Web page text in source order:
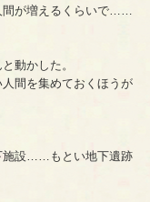
間が増えるくらいで……
動かした。
間を集めておくほうが
施設……もとい地下遺跡